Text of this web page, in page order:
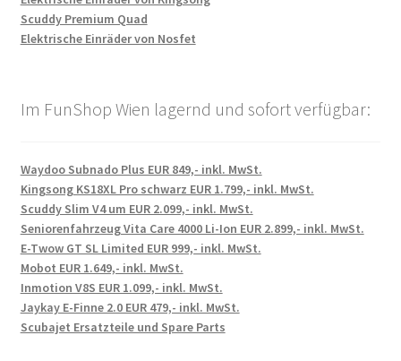
Scuddy Premium Quad
Elektrische Einräder von Nosfet
Im FunShop Wien lagernd und sofort verfügbar:
Waydoo Subnado Plus EUR 849,- inkl. MwSt.
Kingsong KS18XL Pro schwarz EUR 1.799,- inkl. MwSt.
Scuddy Slim V4 um EUR 2.099,- inkl. MwSt.
Seniorenfahrzeug Vita Care 4000 Li-Ion EUR 2.899,- inkl. MwSt.
E-Twow GT SL Limited EUR 999,- inkl. MwSt.
Mobot EUR 1.649,- inkl. MwSt.
Inmotion V8S EUR 1.099,- inkl. MwSt.
Jaykay E-Finne 2.0 EUR 479,- inkl. MwSt.
Scubajet Ersatzteile und Spare Parts